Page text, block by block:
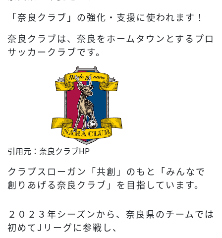
「奈良クラブ」の強化・支援に使われます！
奈良クラブは、奈良をホームタウンとするプロ
サッカークラブです。
引用元：奈良クラブHP
クラブスローガン「共創」のもと「みんなで
創りあげる奈良クラブ」を目指しています。
２０２３年シーズンから、奈良県のチームでは
初めてJリーグに参戦し、